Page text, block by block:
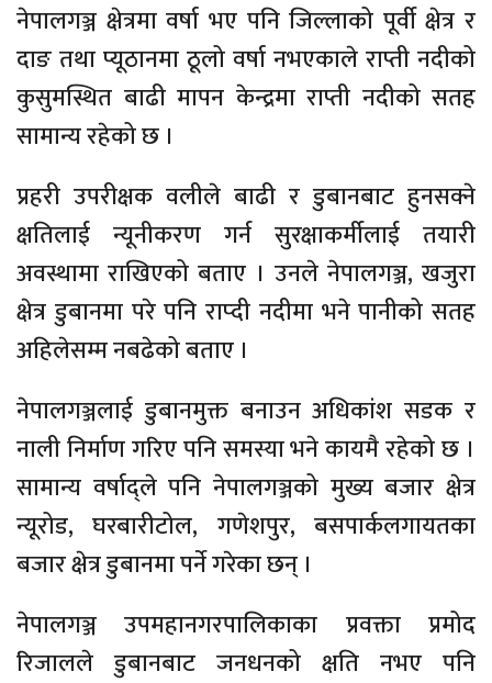
नेपालगञ्ज क्षेत्रमा वर्षा भए पनि जिल्लाको पूर्वी क्षेत्र र
दाङ तथा प्यूठानमा ठूलो वर्षा नभएकाले राप्ती नदीको
कुसुमस्थित बाढी मापन केन्द्रमा राप्ती नदीको सतह
सामान्य रहेको छ ।
प्रहरी उपरीक्षक वलीले बाढी र डुबानबाट हुनसक्ने
क्षतिलाई न्यूनीकरण गर्न सुरक्षाकर्मीलाई तयारी
अवस्थामा राखिएको बताए । उनले नेपालगञ्ज, खजुरा
क्षेत्र डुबानमा परे पनि राप्दी नदीमा भने पानीको सतह
अहिलेसम्म नबढेको बताए ।
नेपालगञ्जलाई डुबानमुक्त बनाउन अधिकांश सडक र
नाली निर्माण गरिए पनि समस्या भने कायमै रहेको छ ।
सामान्य वर्षाद्ले पनि नेपालगञ्जको मुख्य बजार क्षेत्र
न्यूरोड, घरबारीटोल, गणेशपुर, बसपार्कलगायतका
बजार क्षेत्र डुबानमा पर्ने गरेका छन् ।
नेपालगञ्ज उपमहानगरपालिकाका प्रवक्ता प्रमोद
रिजालले डुबानबाट जनधनको क्षति नभए पनि